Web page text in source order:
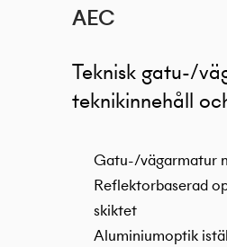
AEC
Teknisk gatu-/
teknikinnehåll
Gatu-/vägarmatur
Reflektorbaserad
skiktet
Aluminiumoptik